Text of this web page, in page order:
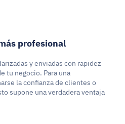
profesional
y enviadas con rapidez
tu negocio. Para una
la confianza de clientes o
supone una verdadera ventaja